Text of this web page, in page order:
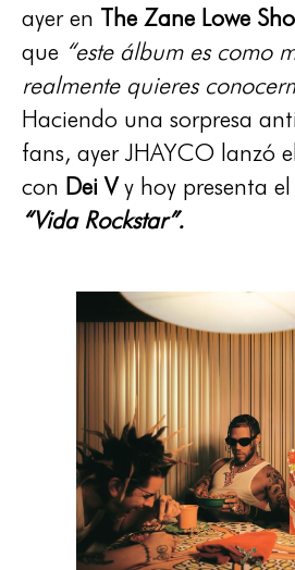
ayer en The Zane Lowe
que “este álbum es como
realmente quieres
Haciendo una sorpresa
fans, ayer JHAYCO lanzó
con Dei Vy hoy presenta
“Vida Rockstar”.